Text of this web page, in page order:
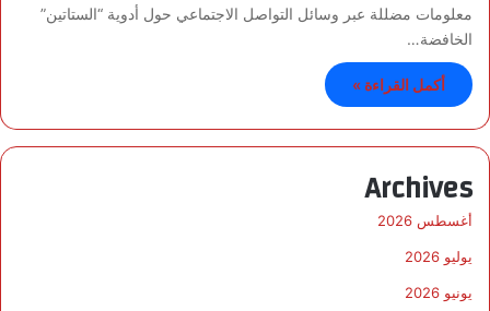
معلومات مضللة عبر وسائل التواصل الاجتماعي حول أدوية “الستاتين”
الخافضة…
أكمل القراءة »
Archives
أغسطس 2026
يوليو 2026
يونيو 2026